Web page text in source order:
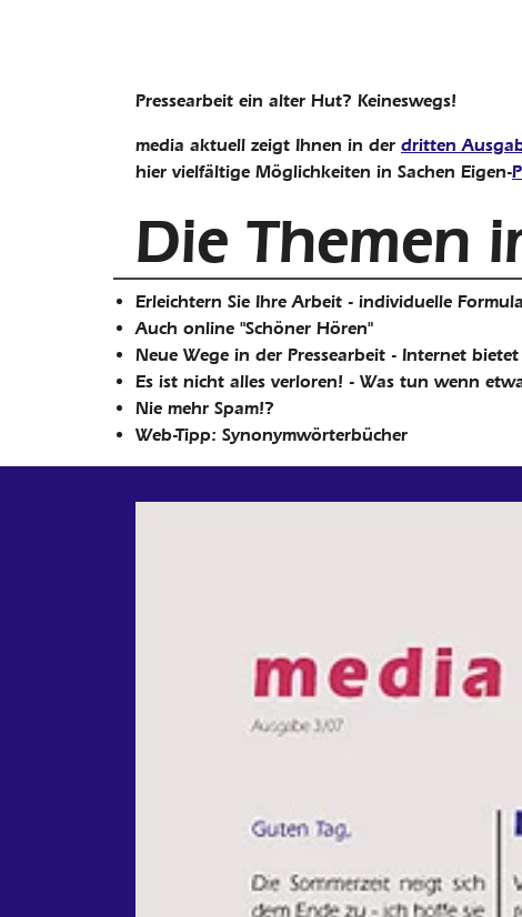
Pressearbeit ein alter Hut? Keineswegs!
media aktuell zeigt Ihnen in der dritten
hier vielfältige Möglichkeiten in Sachen Eigen-
Die Themen
Erleichtern Sie Ihre Arbeit - individuelle
Auch online "Schöner Hören"
Neue Wege in der Pressearbeit - Internet
Es ist nicht alles verloren! - Was tun wenn
Nie mehr Spam!?
Web-Tipp: Synonymwörterbücher